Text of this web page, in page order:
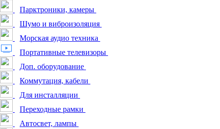
Парктроники, камеры
Шумо и виброизоляция
Морская аудио техника
Портативные телевизоры
Доп. оборудование
Коммутация, кабели
Для инсталляции
Переходные рамки
Автосвет, лампы